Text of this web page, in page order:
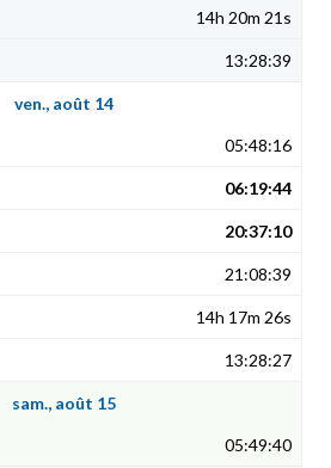
14h 20m 21s
13:28:39
ven., août 14
05:48:16
06:19:44
20:37:10
21:08:39
14h 17m 26s
13:28:27
sam., août 15
05:49:40